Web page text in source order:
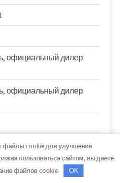
официальный дилер
официальный дилер
бани
файлы cookie для улучшения
пользоваться сайтом, вы даете
файлов cookie.
OK